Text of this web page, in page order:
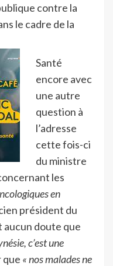
contre la
le cadre de la
Santé
encore avec
une autre
question à
l’adresse
cette fois-ci
du ministre
les
en
président du
aucun doute que
c’est une
que « nos malades ne